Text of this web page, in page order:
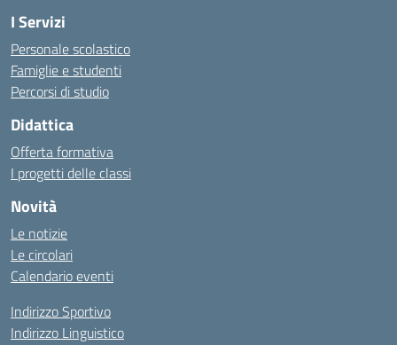
I Servizi
Personale scolastico
Famiglie e studenti
Percorsi di studio
Didattica
Offerta formativa
I progetti delle classi
Novità
Le notizie
Le circolari
Calendario eventi
Indirizzo Sportivo
Indirizzo Linguistico